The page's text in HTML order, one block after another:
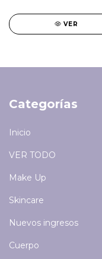
VER
Categorías
Inicio
VER TODO
Make Up
Skincare
Nuevos ingresos
Cuerpo